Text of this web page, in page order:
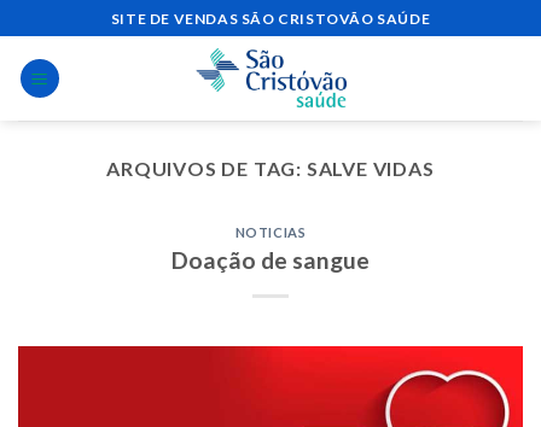
to
content
SITE DE VENDAS SÃO CRISTOVÃO SAÚDE
ARQUIVOS DE TAG: SALVE VIDAS
NOTICIAS
Doação de sangue